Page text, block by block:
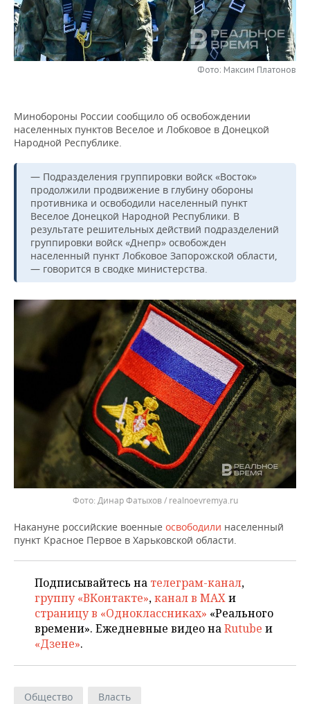
НЕФТЕХИМИЯ
НЕФТЬ
РОЗНИЧНАЯ ТОРГОВЛЯ
ТРАНСПОРТ
НОВОСТИ ТЕХНОЛОГИЙ
IT
ТЕЛЕКОММУНИКАЦИИ
МЕРОПРИЯТИЯ
НОВОСТИ МЕРОПРИЯТИЙ
БИЗНЕС-БРАНЧИ
ОТКРЫТАЯ ЛЕКЦИЯ
СПОРТ
ФУТБОЛ
БАСКЕТБОЛ
ВОЛЕЙБОЛ
КИБЕРСПОРТ
ФИГУРНОЕ КАТАНИЕ
ВОДНЫЕ ВИДЫ СПОРТА
ХОККЕЙ С МЯЧОМ
НОВОСТИ ОБЩЕСТВА
ИНФРАСТРУКТУРА
ИСТОРИЯ
КУЛЬТУРА
МЕДИЦИНА
ОБРАЗОВАНИЕ
ПРОИСШЕСТВИЯ
ФОТОГАЛЕРЕЯ
СПРАВОЧНИК
СПИСОК ПЕРСОН
СПИСОК КОМПАНИЙ
ПОЛНАЯ ВЕРСИЯ
Фото: Максим Платонов
Минобороны России сообщило об освобождении
населенных пунктов Веселое и Лобковое в Донецкой
Народной Республике.
— Подразделения группировки войск «Восток»
продолжили продвижение в глубину обороны
противника и освободили населенный пункт
Веселое Донецкой Народной Республики. В
результате решительных действий подразделений
группировки войск «Днепр» освобожден
населенный пункт Лобковое Запорожской области,
— говорится в сводке министерства.
Динар Фатыхов / realnoevremya.ru
Накануне российские военные освободили населенный
пункт Красное Первое в Харьковской области.
Подписывайтесь на телеграм-канал,
группу «ВКонтакте»,канал в MAXи
страницу в «Одноклассниках» «Реального
времени». Ежедневные видео наRutube и
«Дзене».
Общество Власть